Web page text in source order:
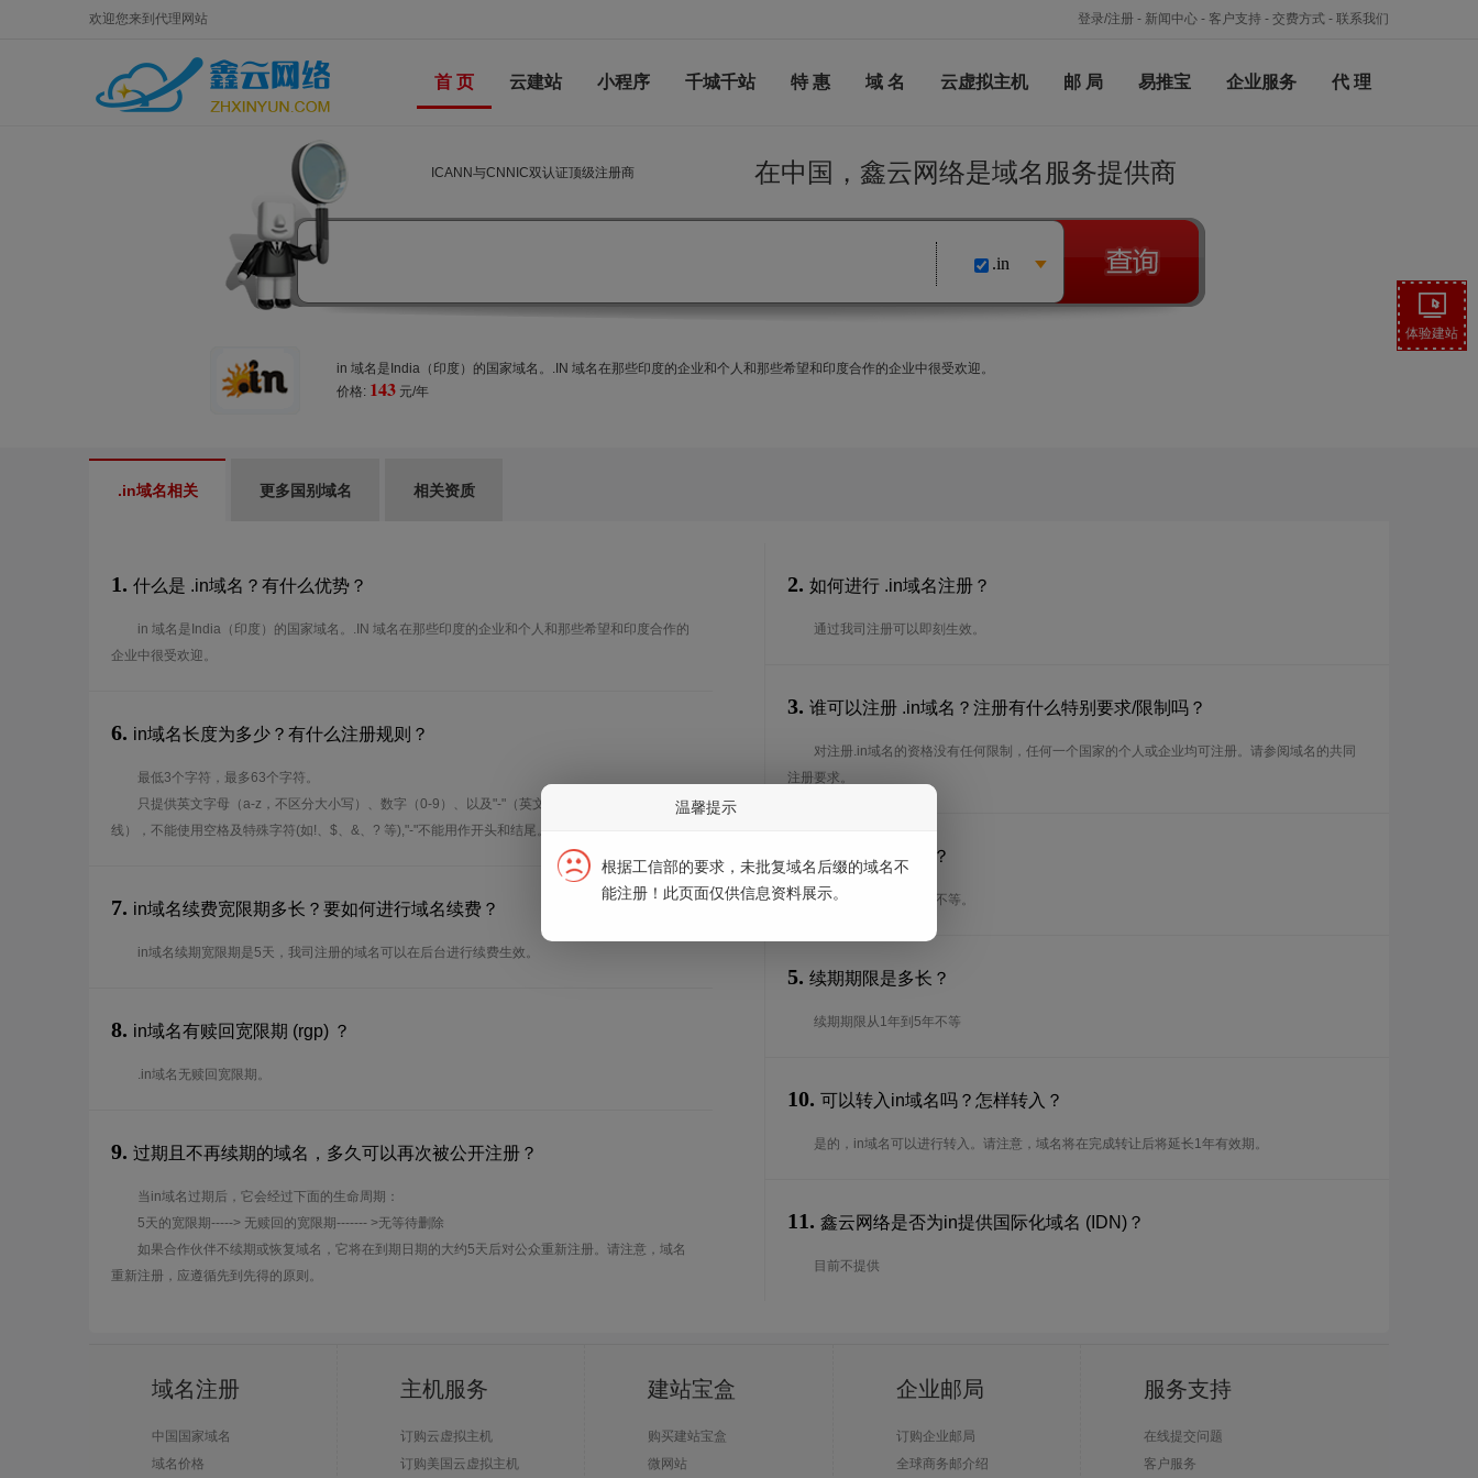
欢迎您来到代理网站 登录/注册 - 新闻中心 - 客户支持 - 交费方式 - 联系我们
首 页 云建站 小程序 千城千站 特 惠 域 名 云虚拟主机 邮 局 易推宝 企业服务 代 理
ICANN与CNNIC双认证顶级注册商 在中国，鑫云网络是域名服务提供商
.in
in 域名是India（印度）的国家域名。.IN 域名在那些印度的企业和个人和那些希望和印度合作的企业中很受欢迎。
价格: 143 元/年
.in域名相关 更多国别域名 相关资质
1. 什么是 .in域名？有什么优势？
in 域名是India（印度）的国家域名。.IN 域名在那些印度的企业和个人和那些希望和印度合作的
企业中很受欢迎。
6. in域名长度为多少？有什么注册规则？
最低3个字符，最多63个字符。
只提供英文字母（a-z，不区分大小写）、数字（0-9）、以及"-"（英文中的连词号，即中横
线），不能使用空格及特殊字符(如!、$、&、? 等),"-"不能用作开头和结尾。
7. in域名续费宽限期多长？要如何进行域名续费？
in域名续期宽限期是5天，我司注册的域名可以在后台进行续费生效。
8. in域名有赎回宽限期 (rgp) ？
.in域名无赎回宽限期。
9. 过期且不再续期的域名，多久可以再次被公开注册？
当in域名过期后，它会经过下面的生命周期：
5天的宽限期-----> 无赎回的宽限期------- >无等待删除
如果合作伙伴不续期或恢复域名，它将在到期日期的大约5天后对公众重新注册。请注意，域名
重新注册，应遵循先到先得的原则。
2. 如何进行 .in域名注册？
通过我司注册可以即刻生效。
3. 谁可以注册 .in域名？注册有什么特别要求/限制吗？
对注册.in域名的资格没有任何限制，任何一个国家的个人或企业均可注册。请参阅域名的共同
注册要求。
4. 注册期限是多长？
注册期限从1年到5年不等。
5. 续期期限是多长？
续期期限从1年到5年不等
10. 可以转入in域名吗？怎样转入？
是的，in域名可以进行转入。请注意，域名将在完成转让后将延长1年有效期。
11. 鑫云网络是否为in提供国际化域名 (IDN)？
目前不提供
域名注册
中国国家域名
域名价格
主机服务
订购云虚拟主机
订购美国云虚拟主机
建站宝盒
购买建站宝盒
微网站
企业邮局
订购企业邮局
全球商务邮介绍
服务支持
在线提交问题
客户服务
体验建站
温馨提示
根据工信部的要求，未批复域名后缀的域名不
能注册！此页面仅供信息资料展示。